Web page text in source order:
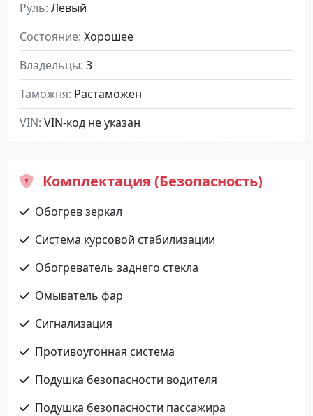
Руль Левый
Состояние Хорошее
Владельцы 3
Таможня Растаможен
VIN VIN-код не указан
Комплектация (Безопасность)
Обогрев зеркал
Система курсовой стабилизации
Обогреватель заднего стекла
Омыватель фар
Сигнализация
Противоугонная система
Подушка безопасности водителя
Подушка безопасности пассажира